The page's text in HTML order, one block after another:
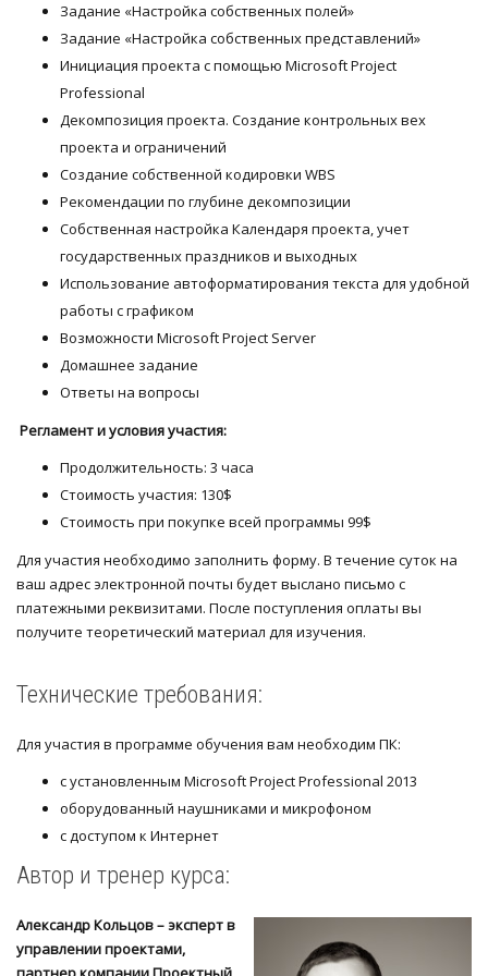
Задание «Настройка собственных полей»
Задание «Настройка собственных представлений»
Инициация проекта с помощью Microsoft Project
Professional
Декомпозиция проекта. Создание контрольных вех
проекта и ограничений
Создание собственной кодировки WBS
Рекомендации по глубине декомпозиции
Собственная настройка Календаря проекта, учет
государственных праздников и выходных
Использование автоформатирования текста для удобной
работы с графиком
Возможности Microsoft Project Server
Домашнее задание
Ответы на вопросы
Регламент и условия участия:
Продолжительность: 3 часа
Стоимость участия: 130$
Стоимость при покупке всей программы 99$
Для участия необходимо заполнить форму. В течение суток на
ваш адрес электронной почты будет выслано письмо с
платежными реквизитами. После поступления оплаты вы
получите теоретический материал для изучения.
Технические требования:
Для участия в программе обучения вам необходим ПК:
с установленным Microsoft Project Professional 2013
оборудованный наушниками и микрофоном
с доступом к Интернет
Автор и тренер курса:
Александр Кольцов – эксперт в
управлении проектами,